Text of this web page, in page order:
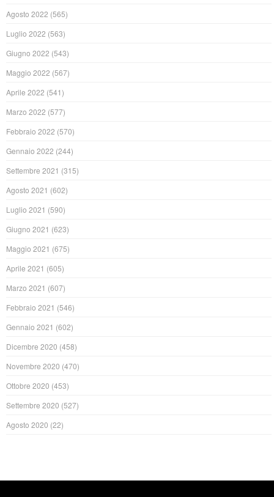
Agosto 2022 (565)
Luglio 2022 (563)
Giugno 2022 (543)
Maggio 2022 (567)
Aprile 2022 (541)
Marzo 2022 (577)
Febbraio 2022 (570)
Gennaio 2022 (244)
Settembre 2021 (315)
Agosto 2021 (602)
Luglio 2021 (590)
Giugno 2021 (623)
Maggio 2021 (675)
Aprile 2021 (605)
Marzo 2021 (607)
Febbraio 2021 (546)
Gennaio 2021 (602)
Dicembre 2020 (458)
Novembre 2020 (470)
Ottobre 2020 (453)
Settembre 2020 (527)
Agosto 2020 (22)